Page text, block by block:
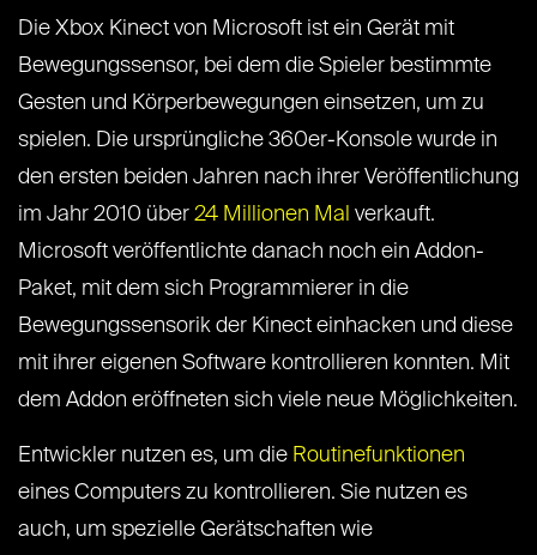
Die Xbox Kinect von Microsoft ist ein Gerät mit
Bewegungssensor, bei dem die Spieler bestimmte
Gesten und Körperbewegungen einsetzen, um zu
spielen. Die ursprüngliche 360er-Konsole wurde in
den ersten beiden Jahren nach ihrer Veröffentlichung
im Jahr 2010 über 24 Millionen Mal verkauft.
Microsoft veröffentlichte danach noch ein Addon-
Paket, mit dem sich Programmierer in die
Bewegungssensorik der Kinect einhacken und diese
mit ihrer eigenen Software kontrollieren konnten. Mit
dem Addon eröffneten sich viele neue Möglichkeiten.
Entwickler nutzen es, um die Routinefunktionen
eines Computers zu kontrollieren. Sie nutzen es
auch, um spezielle Gerätschaften wie